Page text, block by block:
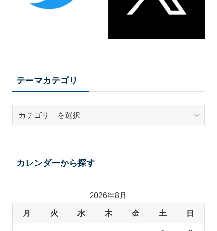
テーマカテゴリ
カレンダーから探す
2026年8月
月 火 水 木 金 土 日